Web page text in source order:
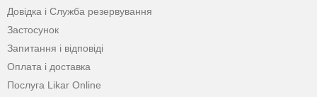
Довідка і Служба резервування
Застосунок
Запитання і відповіді
Оплата і доставка
Послуга Likar Online